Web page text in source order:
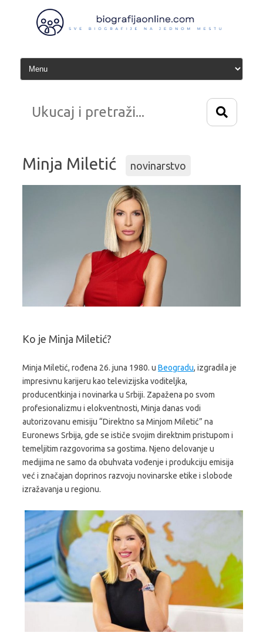
sadržaj
Minja Miletić novinarstvo
Ko je Minja Miletić?
Minja Miletić, rođena 26. juna 1980. u Beogradu, izgradila je
impresivnu karijeru kao televizijska voditeljka,
producentkinja i novinarka u Srbiji. Zapažena po svom
profesionalizmu i elokventnosti, Minja danas vodi
autorizovanu emisiju “Direktno sa Minjom Miletić” na
Euronews Srbija, gde se ističe svojim direktnim pristupom i
temeljitim razgovorima sa gostima. Njeno delovanje u
medijima ne samo da obuhvata vođenje i produkciju emisija
već i značajan doprinos razvoju novinarske etike i slobode
izražavanja u regionu.